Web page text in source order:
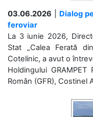
03.06.2026
Dialog
feroviar
La 3 iunie 2026,
Stat „Calea Ferată
Cotelinic, a avut o
Holdingului
Român (GFR), Costinel